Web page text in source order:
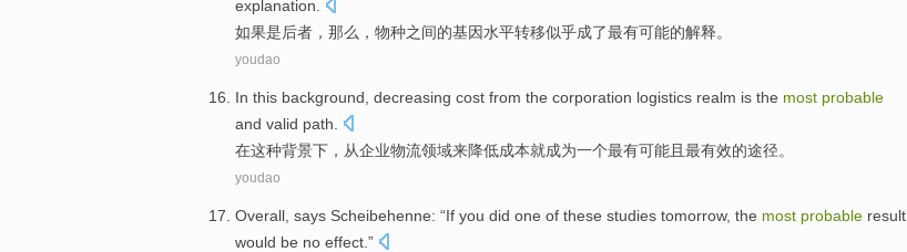
explanation
如果是后者 ， 那么 ， 物种之间的基因水平转移似乎成了最有可能的解释。
youdao
In this background decreasing cost from the corporation logistics realm is the most probable
and valid path
在这种背景下 ， 从企业物流领域来降低成本就成为一个最有可能 且最有效的途径。
youdao
Overall, says Scheibehenne: “If you did one of these studies tomorrow, the most probable result
would be no effect .”